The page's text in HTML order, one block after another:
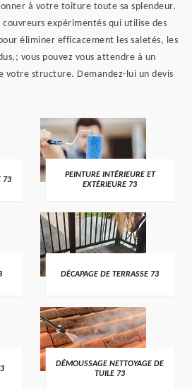
à votre toiture toute sa splendeur.
couvreurs expérimentés qui utilise des
éliminer efficacement les saletés, les
vous pouvez vous attendre à un
votre structure. Demandez-lui un devis
73
PEINTURE INTÉRIEURE ET
EXTÉRIEURE 73
DÉCAPAGE DE TERRASSE 73
DÉMOUSSAGE NETTOYAGE DE
TUILE 73